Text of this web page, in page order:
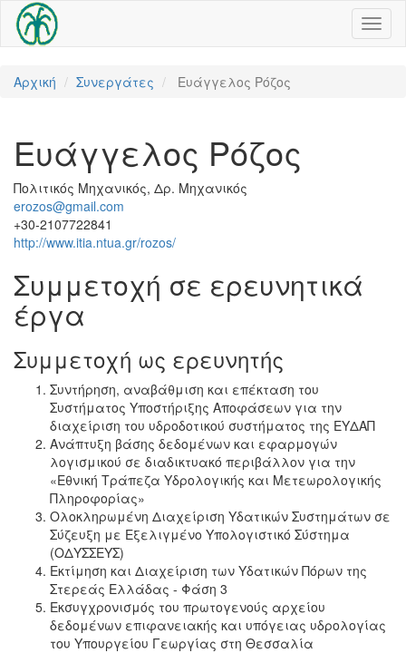
Αρχική Συνεργάτες Ευάγγελος Ρόζος
Ευάγγελος Ρόζος
Πολιτικός Μηχανικός, Δρ. Μηχανικός
erozos@gmail.com
+30-2107722841
http://www.itia.ntua.gr/rozos/
Συμμετοχή σε ερευνητικά
έργα
Συμμετοχή ως ερευνητής
Συντήρηση, αναβάθμιση και επέκταση του
Συστήματος Υποστήριξης Αποφάσεων για την
διαχείριση του υδροδοτικού συστήματος της ΕΥΔΑΠ
Ανάπτυξη βάσης δεδομένων και εφαρμογών
λογισμικού σε διαδικτυακό περιβάλλον για την
«Εθνική Τράπεζα Υδρολογικής και Μετεωρολογικής
Πληροφορίας»
Ολοκληρωμένη Διαχείριση Υδατικών Συστημάτων σε
Σύζευξη με Εξελιγμένο Υπολογιστικό Σύστημα
(ΟΔΥΣΣΕΥΣ)
Εκτίμηση και Διαχείριση των Υδατικών Πόρων της
Στερεάς Ελλάδας - Φάση 3
Εκσυγχρονισμός του πρωτογενούς αρχείου
δεδομένων επιφανειακής και υπόγειας υδρολογίας
του Υπουργείου Γεωργίας στη Θεσσαλία